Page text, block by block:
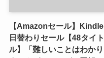
【Amazonセール】Kindle
日替わりセール【48タイト
ル】「難しいことはわかり